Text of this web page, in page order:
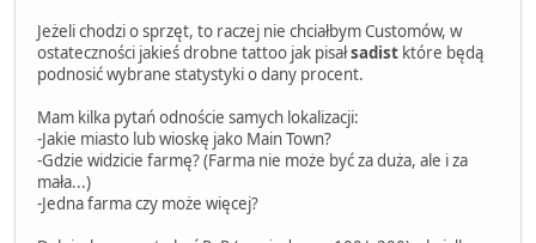
Jeżeli chodzi o sprzęt, to raczej nie chciałbym Customów, w
ostateczności jakieś drobne tattoo jak pisałsadist które będą
podnosić wybrane statystyki o dany procent.
Mam kilka pytań odnoście samych lokalizacji:
-Jakie miasto lub wioskę jako Main Town?
-Gdzie widzicie farmę? (Farma nie może być za duża, ale i za
mała...)
-Jedna farma czy może więcej?